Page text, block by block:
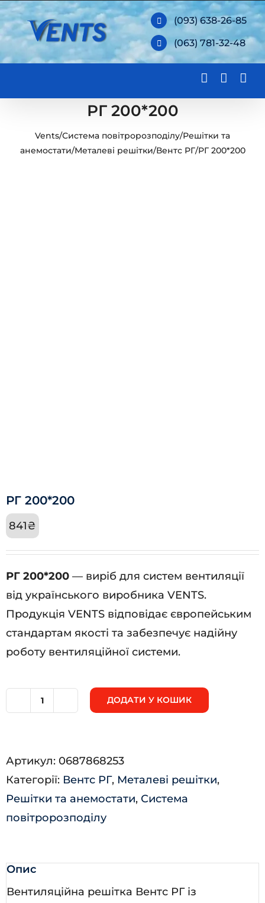
Skip
to
content
(093) 638-26-85
(063) 781-32-48
РГ 200*200
Vents/Система повітророзподілу/Решітки та
анемостати/Металеві решітки/Вентс РГ/РГ 200*200
РГ 200*200
841₴
РГ 200*200 — виріб для систем вентиляції
від українського виробника VENTS.
Продукція VENTS відповідає європейським
стандартам якості та забезпечує надійну
роботу вентиляційної системи.
ДОДАТИ У КОШИК
Артикул: 0687868253
Категорії: Вентс РГ, Металеві решітки,
Решітки та анемостати, Система
повітророзподілу
Опис
Вентиляційна решітка Вентс РГ із